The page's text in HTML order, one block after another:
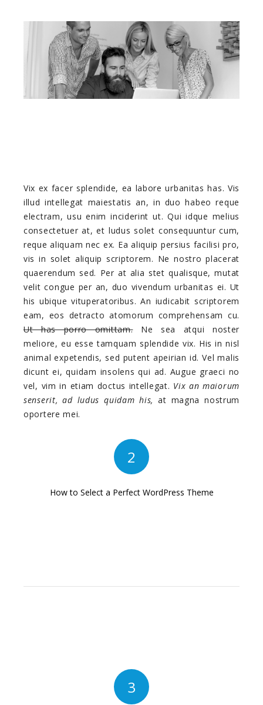
Vix ex facer splendide, ea labore urbanitas has. Vis
illud intellegat maiestatis an, in duo habeo reque
electram, usu enim inciderint ut. Qui idque melius
consectetuer at, et ludus solet consequuntur cum,
reque aliquam nec ex. Ea aliquip persius facilisi pro,
vis in solet aliquip scriptorem. Ne nostro placerat
quaerendum sed. Per at alia stet qualisque, mutat
velit congue per an, duo vivendum urbanitas ei. Ut
his ubique vituperatoribus. An iudicabit scriptorem
eam, eos detracto atomorum comprehensam cu.
Ut has porro omittam.Ne sea atqui noster
meliore, eu esse tamquam splendide vix. His in nisl
animal expetendis, sed putent apeirian id. Vel malis
dicunt ei, quidam insolens qui ad. Augue graeci no
vel, vim in etiam doctus intellegat. Vix an maiorum
senserit, ad ludus quidam his, at magna nostrum
oportere mei.
2
How to Select a Perfect WordPress Theme
3